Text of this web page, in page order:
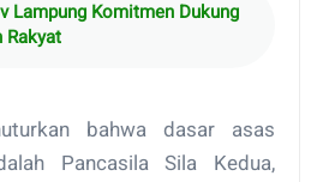
Lampung Komitmen Dukung
Rakyat
bahwa dasar asas
Pancasila Sila Kedua,